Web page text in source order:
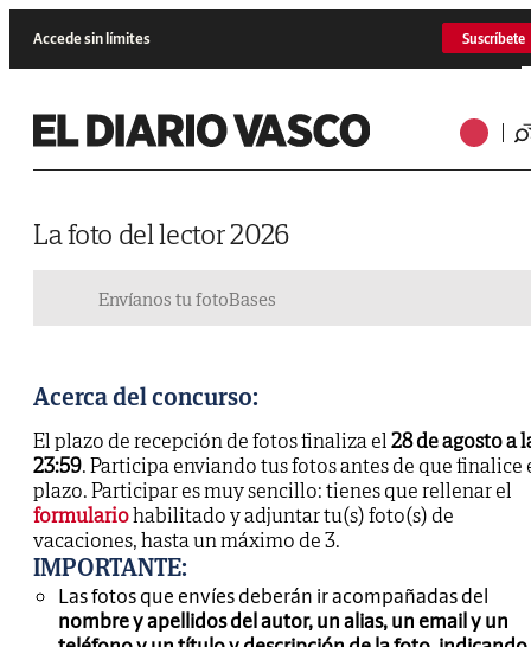
Accede sin límites Suscríbete
La foto del lector 2026
Envíanos tu fotoBases
Acerca del concurso:
El plazo de recepción de fotos finaliza el28 de agosto a
23:59. Participa enviando tus fotos antes de que finalice
plazo. Participar es muy sencillo: tienes que rellenar el
formulariohabilitado y adjuntar tu(s) foto(s) de
vacaciones, hasta un máximo de 3.
IMPORTANTE:
Las fotos que envíes deberán ir acompañadas del
nombre y apellidos del autor, un alias, un email y un